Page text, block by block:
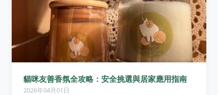
貓咪友善香氛全攻略：安全挑選與居家應用指南
2026年04月01日